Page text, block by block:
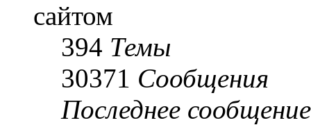
сайтом
394 Темы
30371 Сообщения
Последнее сообщение